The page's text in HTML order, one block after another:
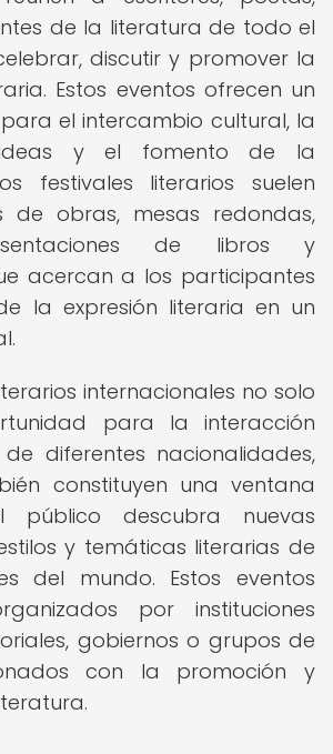
de la literatura de todo el
discutir y promover la
Estos eventos ofrecen un
el intercambio cultural, la
y el fomento de la
festivales literarios suelen
de obras, mesas redondas,
de libros y
acercan a los participantes
la expresión literaria en un
internacionales no solo
para la interacción
diferentes nacionalidades,
constituyen una ventana
descubra nuevas
y temáticas literarias de
del mundo. Estos eventos
por instituciones
gobiernos o grupos de
con la promoción y